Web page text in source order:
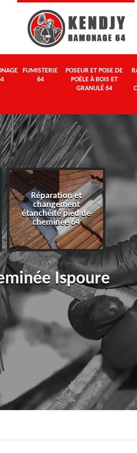
FUMISTERIE
64
POSEUR ET POSE DE
POÊLE À BOIS ET
GRANULÉ 64
Réparation et
changement
étanchéité pied de
cheminée 64
Ispoure